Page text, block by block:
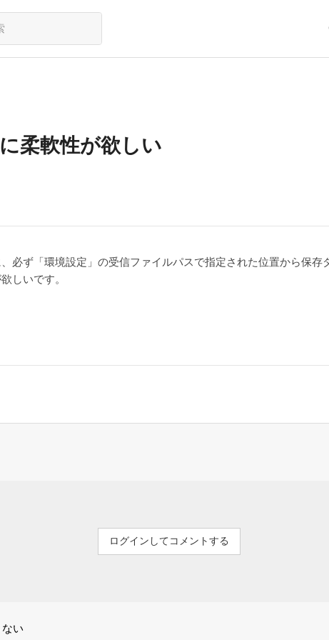
柔軟性が欲しい
必ず「環境設定」の受信ファイルパスで指定された位置から保
しいです。
ログインしてコメントする
い